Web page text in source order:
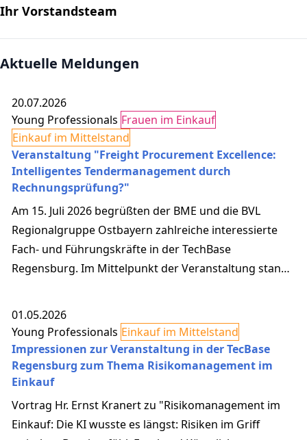
Ihr Vorstandsteam
Aktuelle Meldungen
20.07.2026
Young Professionals Frauen im Einkauf
Einkauf im Mittelstand
Veranstaltung "Freight Procurement Excellence:
Intelligentes Tendermanagement durch
Rechnungsprüfung?"
Am 15. Juli 2026 begrüßten der BME und die BVL
Regionalgruppe Ostbayern zahlreiche interessierte
Fach- und Führungskräfte in der TechBase
Regensburg. Im Mittelpunkt der Veranstaltung stand
Transparenz und Effizienz aktueller kaum sein könnte:
„Freight Procurement Excellence: Intelligentes
Tendermanagement durch Rechnungsprüfung?“ Als
Referent führte Harald Scherzer von der HDS
International Group die Teiln...
01.05.2026
Young Professionals Einkauf im Mittelstand
Impressionen zur Veranstaltung in der TecBase
Regensburg zum Thema Risikomanagement im
Einkauf
Vortrag Hr. Ernst Kranert zu "Risikomanagement im
Einkauf: Die KI wusste es längst: Risiken im Griff